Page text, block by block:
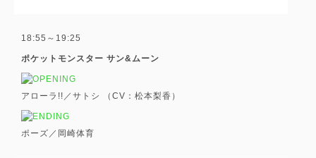
18:55～19:25
ポケットモンスター サン&ムーン
アローラ!!／サトシ （CV：松本梨香）
ポーズ／岡崎体育